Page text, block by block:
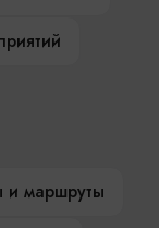
и маршруты